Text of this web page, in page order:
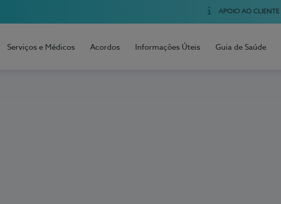
APOIO AO CLIENTE
Serviços e Médicos Acordos Informações Úteis Guia de Saúde